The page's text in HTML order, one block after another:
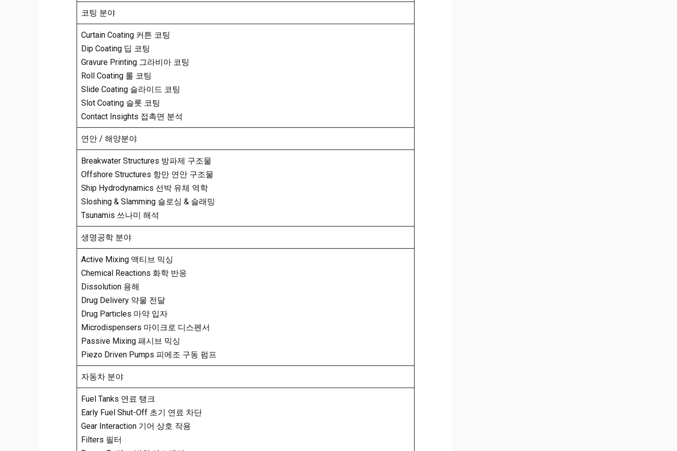
코팅 분야
Curtain Coating 커튼 코팅
Dip Coating 딥 코팅
Gravure Printing 그라비아 코팅
Roll Coating 롤 코팅
Slide Coating 슬라이드 코팅
Slot Coating 슬롯 코팅
Contact Insights 접촉면 분석
연안 / 해양분야
Breakwater Structures 방파제 구조물
Offshore Structures 항만 연안 구조물
Ship Hydrodynamics 선박 유체 역학
Sloshing & Slamming 슬로싱 & 슬래밍
Tsunamis 쓰나미 해석
생명공학 분야
Active Mixing 액티브 믹싱
Chemical Reactions 화학 반응
Dissolution 용해
Drug Delivery 약물 전달
Drug Particles 마약 입자
Microdispensers 마이크로 디스펜서
Passive Mixing 패시브 믹싱
Piezo Driven Pumps 피에조 구동 펌프
자동차 분야
Fuel Tanks 연료 탱크
Early Fuel Shut-Off 초기 연료 차단
Gear Interaction 기어 상호 작용
Filters 필터